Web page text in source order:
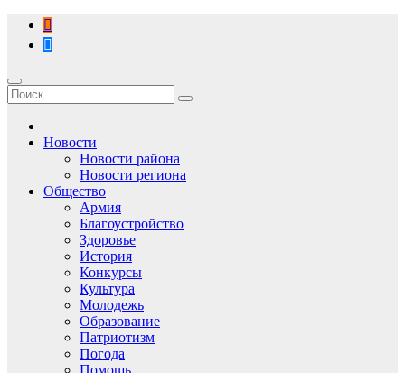
Перейти
содержимому
Новости
Новости района
Новости региона
Общество
Армия
Благоустройство
Здоровье
История
Конкурсы
Культура
Молодежь
Образование
Патриотизм
Погода
Помощь